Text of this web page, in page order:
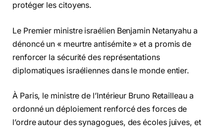
protéger les citoyens.
Le Premier ministre israélien Benjamin Netanyahu a
dénoncé un « meurtre antisémite » et a promis de
renforcer la sécurité des représentations
diplomatiques israéliennes dans le monde entier.
À Paris, le ministre de l’Intérieur Bruno Retailleau a
ordonné un déploiement renforcé des forces de
l’ordre autour des synagogues, des écoles juives, et